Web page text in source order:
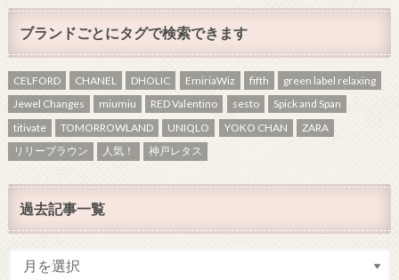
ブランドごとにタグで検索できます
CELFORD CHANEL DHOLIC EmiriaWiz fifth
green label relaxing
Jewel Changes
miumiu RED Valentino sesto
Spick and Span
titivate
TOMORROWLAND UNIQLO YOKO CHAN
ZARA
リリーブラウン
人気！ 神戸レタス
過去記事一覧